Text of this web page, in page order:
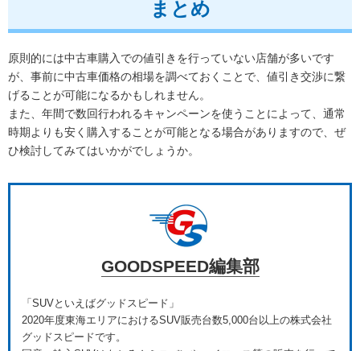
まとめ
原則的には中古車購入での値引きを行っていない店舗が多いです
が、事前に中古車価格の相場を調べておくことで、値引き交渉に繋
げることが可能になるかもしれません。
また、年間で数回行われるキャンペーンを使うことによって、通常
時期よりも安く購入することが可能となる場合がありますので、ぜ
ひ検討してみてはいかがでしょうか。
GOODSPEED編集部
「SUVといえばグッドスピード」
2020年度東海エリアにおけるSUV販売台数5,000台以上の株式会社
グッドスピードです。